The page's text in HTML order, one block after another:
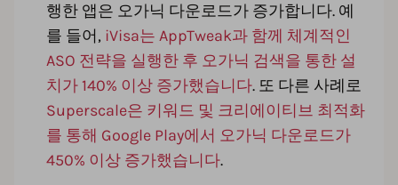
행한 앱은 오가닉 다운로드가 증가합니다. 예
를 들어, iVisa는 AppTweak과 함께 체계적인
ASO 전략을 실행한 후 오가닉 검색을 통한 설
치가 140% 이상 증가했습니다. 또 다른 사례로
Superscale은 키워드 및 크리에이티브 최적화
를 통해 Google Play에서 오가닉 다운로드가
450% 이상 증가했습니다.